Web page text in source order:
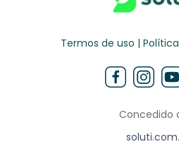
Termos de uso |
Concedido